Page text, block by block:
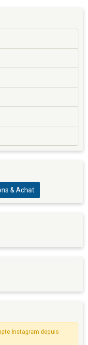
& Achat
Instagram depuis